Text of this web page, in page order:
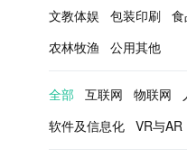
文教体娱
包装印刷
农林牧渔
公用其他
全部 互联网 物联网
软件及信息化 VR与AR